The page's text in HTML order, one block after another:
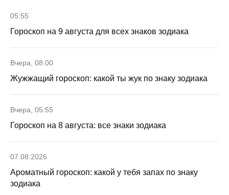
05:55
Гороскоп на 9 августа для всех знаков зодиака
Вчера, 08:00
Жужжащий гороскоп: какой ты жук по знаку зодиака
Вчера, 05:55
Гороскоп на 8 августа: все знаки зодиака
07.08.2026
Ароматный гороскоп: какой у тебя запах по знаку
зодиака